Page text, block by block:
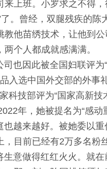
上班。小罗求之不得，
曾经，双腿残疾的陈
他苗绣技术，让他到
个人都成就感满满。
因此被全国妇联评为
入选中国外交部的外事
科技部评为“国家高新
年，她被提名为“感动
来越好。被她委以重
目前已经有2万多名粉
做得红红火火。就在